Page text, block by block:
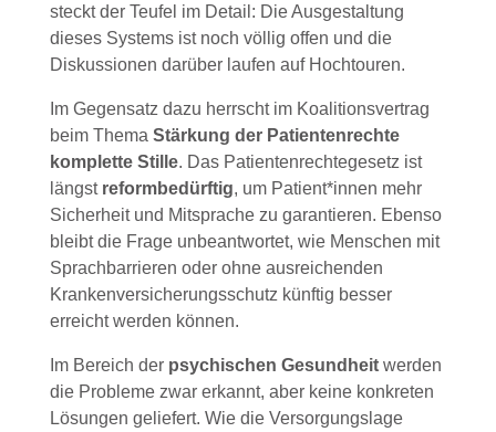
steckt der Teufel im Detail: Die Ausgestaltung
dieses Systems ist noch völlig offen und die
Diskussionen darüber laufen auf Hochtouren.
Im Gegensatz dazu herrscht im Koalitionsvertrag
beim Thema Stärkung der Patientenrechte
komplette Stille. Das Patientenrechtegesetz ist
längst reformbedürftig, um Patient*innen mehr
Sicherheit und Mitsprache zu garantieren. Ebenso
bleibt die Frage unbeantwortet, wie Menschen mit
Sprachbarrieren oder ohne ausreichenden
Krankenversicherungsschutz künftig besser
erreicht werden können.
Im Bereich der psychischen Gesundheitwerden
die Probleme zwar erkannt, aber keine konkreten
Lösungen geliefert. Wie die Versorgungslage